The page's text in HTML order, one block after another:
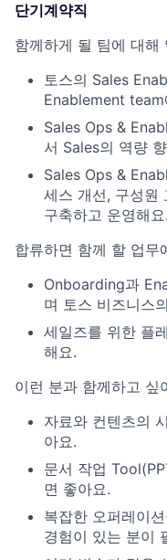
단기계약직
함께하게 될 팀에 대해
토스의 Sales
Enablement
Sales Ops &
서 Sales의 역량
Sales Ops &
세스 개선, 구성원
구축하고 운영해요.
합류하면 함께 할 업무
Onboarding과
며 토스 비즈니스
세일즈를 위한 플
해요.
이런 분과 함께하고 싶
자료와 컨텐츠의
아요.
문서 작업
면 좋아요.
복잡한 오퍼레이
경험이 있는 분이